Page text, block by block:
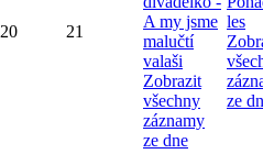
20 21
A my jsme
malučtí
valaši
Zobrazit
všechny
záznamy
ze dne
les
ze